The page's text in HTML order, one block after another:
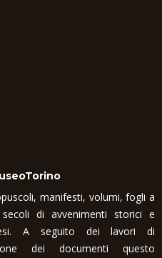
manifesti, volumi, fogli a
di avvenimenti storici e
A seguito dei lavori di
dei documenti questo